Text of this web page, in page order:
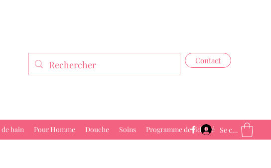
Contact
bain Pour Homme Douche Soins Programme de fidélité Se connecter